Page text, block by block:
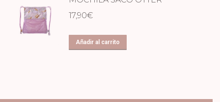
17,90€
Añadir al carrito